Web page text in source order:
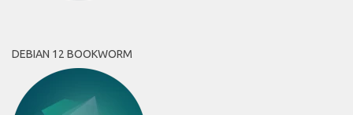
DEBIAN 12 BOOKWORM